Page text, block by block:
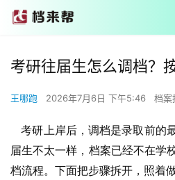
考研往届生怎么调档？
王哪跑 2026年7月6日 下午5:46 档案
考研上岸后，调档是录取前的
届生不太一样，档案已经不在学
档流程。下面把步骤拆开，照着做